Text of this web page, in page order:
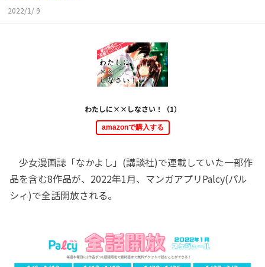
2022/1/ 9
わたしに××しなさい！（1）
amazonで購入する
少女漫画誌「なかよし」(講談社)で連載していた一部作
品を含む8作品が、2022年1月、マンガアプリPalcy(パル
シィ)で全話開放される。